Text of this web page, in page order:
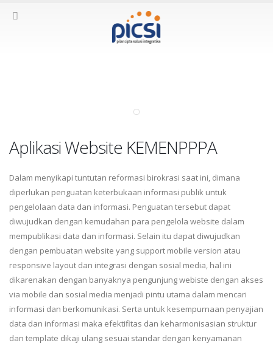
Aplikasi Website KEMENPPPA
Dalam menyikapi tuntutan reformasi birokrasi saat ini, dimana
diperlukan penguatan keterbukaan informasi publik untuk
pengelolaan data dan informasi. Penguatan tersebut dapat
diwujudkan dengan kemudahan para pengelola website dalam
mempublikasi data dan informasi. Selain itu dapat diwujudkan
dengan pembuatan website yang support mobile version atau
responsive layout dan integrasi dengan sosial media, hal ini
dikarenakan dengan banyaknya pengunjung webiste dengan akses
via mobile dan sosial media menjadi pintu utama dalam mencari
informasi dan berkomunikasi. Serta untuk kesempurnaan penyajian
data dan informasi maka efektifitas dan keharmonisasian struktur
dan template dikaji ulang sesuai standar dengan kenyamanan